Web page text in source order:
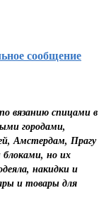
сообщение
вязанию спицами в
городами,
Амстердам, Прагу
но их
накидки и
и товары для